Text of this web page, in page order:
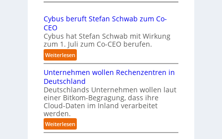
m
D
S
I
I
n
e
x
a
n
p
e
k
t
o
n
m
i
t
n
a
t
„
s
o
m
m
t
u
f
d
i
I
m
Cybus beruft Stefan Schwab zum Co-
CEO
Cybus hat Stefan Schwab mit Wirkung
zum 1. Juli zum Co-CEO berufen.
Weiterlesen:
C
y
b
u
s
b
r
u
Unternehmen wollen Rechenzentren in
Deutschland
Deutschlands Unternehmen wollen laut
einer Bitkom-Begragung, dass ihre
Cloud-Daten im Inland verarbeitet
werden.
Weiterlesen:
U